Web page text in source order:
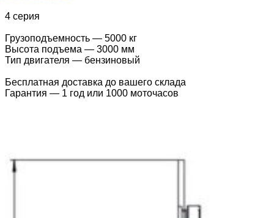
4 серия
Грузоподъемность — 5000 кг
Высота подъема — 3000 мм
Тип двигателя — бензиновый
Бесплатная доставка до вашего склада
Гарантия — 1 год или 1000 моточасов